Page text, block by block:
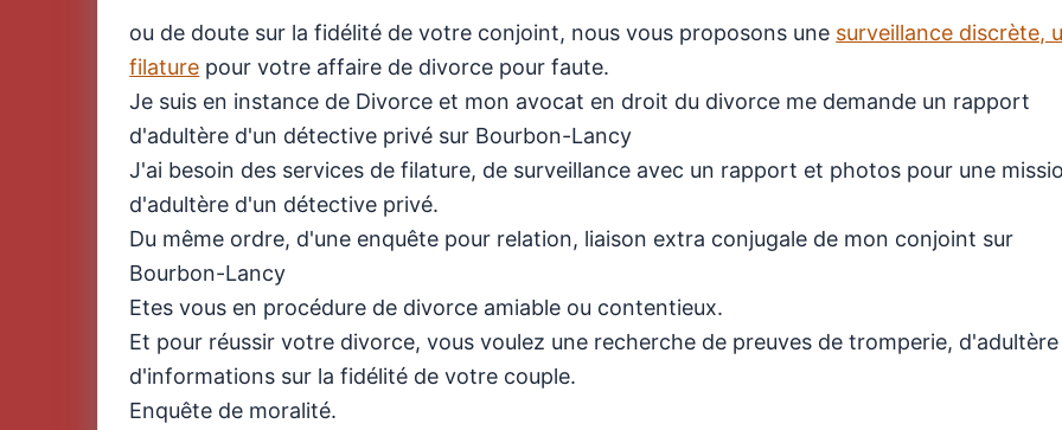
ou de doute sur la fidélité de votre conjoint, nous vous proposons une surveillance discrète,
filature pour votre affaire de divorce pour faute.
Je suis en instance de Divorce et mon avocat en droit du divorce me demande un rapport
d'adultère d'un détective privé sur Bourbon-Lancy
J'ai besoin des services de filature, de surveillance avec un rapport et photos pour une
d'adultère d'un détective privé.
Du même ordre, d'une enquête pour relation, liaison extra conjugale de mon conjoint sur
Bourbon-Lancy
Etes vous en procédure de divorce amiable ou contentieux.
Et pour réussir votre divorce, vous voulez une recherche de preuves de tromperie,
d'informations sur la fidélité de votre couple.
Enquête de moralité.